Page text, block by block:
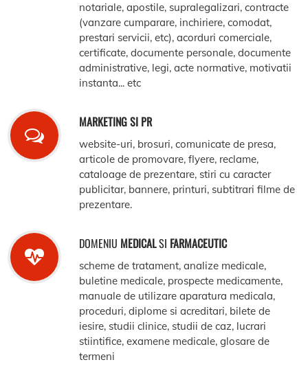
notariale, apostile, supralegalizari, contracte
(vanzare cumparare, inchiriere, comodat,
prestari servicii, etc), acorduri comerciale,
certificate, documente personale, documente
administrative, legi, acte normative, motivatii
instanta... etc
MARKETING SI PR
website-uri, brosuri, comunicate de presa,
articole de promovare, flyere, reclame,
cataloage de prezentare, stiri cu caracter
publicitar, bannere, printuri, subtitrari filme de
prezentare.
DOMENIU MEDICALSI FARMACEUTIC
scheme de tratament, analize medicale,
buletine medicale, prospecte medicamente,
manuale de utilizare aparatura medicala,
proceduri, diplome si acreditari, bilete de
iesire, studii clinice, studii de caz, lucrari
stiintifice, examene medicale, glosare de
termeni